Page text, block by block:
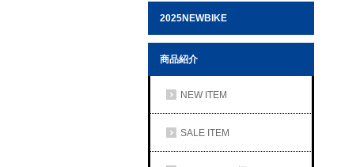
2025NEWBIKE
商品紹介
NEW ITEM
SALE ITEM